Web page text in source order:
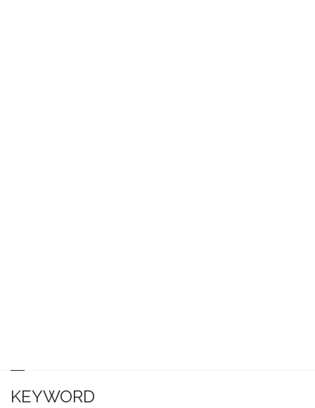
KEYWORD